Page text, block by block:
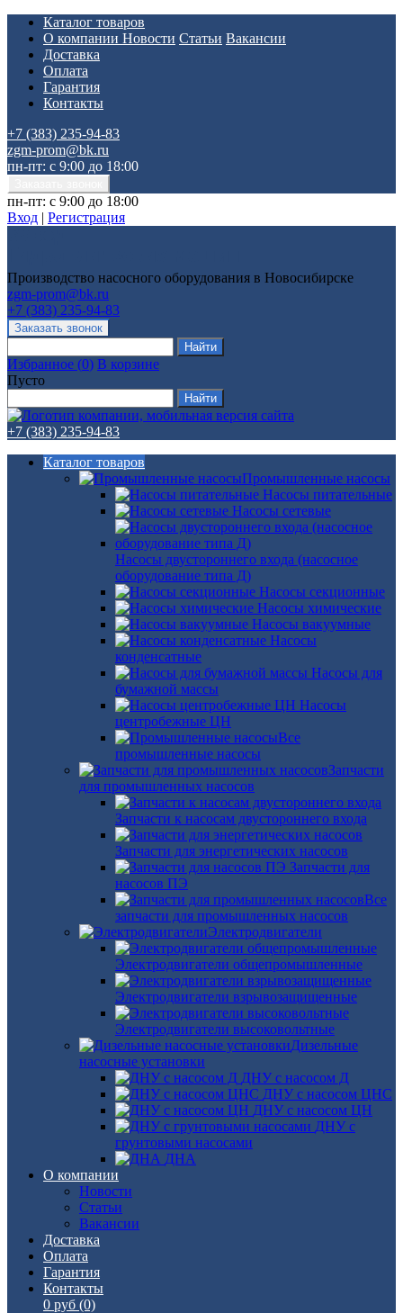
Каталог товаров
О компании Новости Статьи Вакансии
Доставка
Оплата
Гарантия
Контакты
+7 (383) 235-94-83
zgm-prom@bk.ru
пн-пт: с 9:00 до 18:00
пн-пт: с 9:00 до 18:00
Вход | Регистрация
Производство насосного оборудования в Новосибирске
zgm-prom@bk.ru
+7 (383) 235-94-83
Избранное (0) В корзине
Пусто
+7 (383) 235-94-83
Каталог товаров
Промышленные насосы
Насосы питательные
Насосы сетевые
Насосы двустороннего входа (насосное
оборудование типа Д)
Насосы секционные
Насосы химические
Насосы вакуумные
Насосы
конденсатные
Насосы для
бумажной массы
Насосы
центробежные ЦН
Все
промышленные насосы
Запчасти
для промышленных насосов
Запчасти к насосам двустороннего входа
Запчасти для энергетических насосов
Запчасти для
насосов ПЭ
Все
запчасти для промышленных насосов
Электродвигатели
Электродвигатели общепромышленные
Электродвигатели взрывозащищенные
Электродвигатели высоковольтные
Дизельные
насосные установки
ДНУ с насосом Д
ДНУ с насосом ЦНС
ДНУ с насосом ЦН
ДНУ с
грунтовыми насосами
ДНА
О компании
Новости
Статьи
Вакансии
Доставка
Оплата
Гарантия
Контакты
0 руб (0)